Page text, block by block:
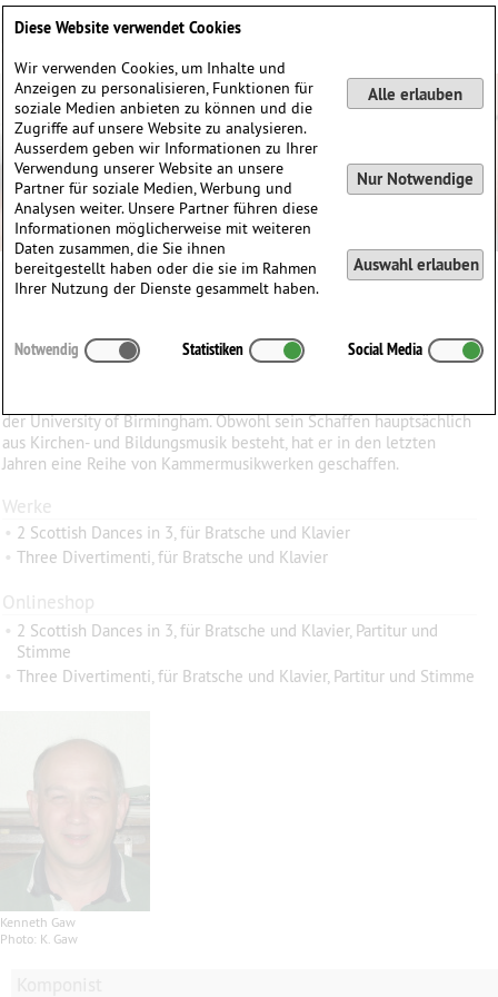
Gaw
der University of Birmingham. Obwohl sein Schaffen hauptsächlich
aus Kirchen- und Bildungsmusik besteht, hat er in den letzten
Jahren eine Reihe von Kammermusikwerken geschaffen.
Werke
• 2 Scottish Dances in 3, für Bratsche und Klavier
• Three Divertimenti, für Bratsche und Klavier
Onlineshop
• 2 Scottish Dances in 3, für Bratsche und Klavier, Partitur und
Stimme
• Three Divertimenti, für Bratsche und Klavier, Partitur und Stimme
Kenneth Gaw
Photo: K. Gaw
Diese Website verwendet Cookies
Wir verwenden Cookies, um Inhalte und
Anzeigen zu personalisieren, Funktionen für
soziale Medien anbieten zu können und die
Zugriffe auf unsere Website zu analysieren.
Ausserdem geben wir Informationen zu Ihrer
Verwendung unserer Website an unsere
Partner für soziale Medien, Werbung und
Analysen weiter. Unsere Partner führen diese
Informationen möglicherweise mit weiteren
Daten zusammen, die Sie ihnen
bereitgestellt haben oder die sie im Rahmen
Ihrer Nutzung der Dienste gesammelt haben.
Alle erlauben
Nur Notwendige
Auswahl erlauben
Notwendig Statistiken Social Media